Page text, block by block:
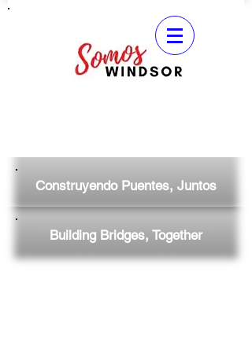
Construyendo Puentes, Juntos
Building Bridges, Together